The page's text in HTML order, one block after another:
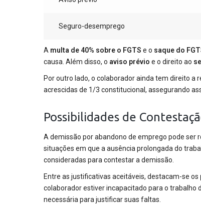
Seguro-desemprego
A multa de 40% sobre o FGTS e o saque do
causa. Além disso, o aviso prévio e o direito ao
Por outro lado, o colaborador ainda tem direito a
acrescidas de 1/3 constitucional, assegurando
Possibilidades de
A demissão por abandono de emprego pode ser
situações em que a ausência prolongada do
consideradas para contestar a demissão.
Entre as justificativas aceitáveis, destacam-se os
colaborador estiver incapacitado para o trabalho
necessária para justificar suas faltas.